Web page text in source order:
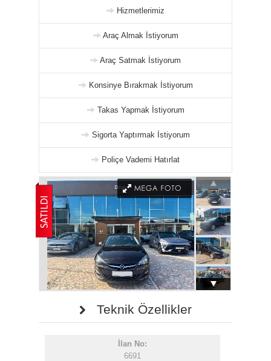
Hizmetlerimiz
Araç Almak İstiyorum
Araç Satmak İstiyorum
Konsinye Bırakmak İstiyorum
Takas Yapmak İstiyorum
Sigorta Yaptırmak İstiyorum
Poliçe Vademi Hatırlat
Teknik Özellikler
İlan No:
6691